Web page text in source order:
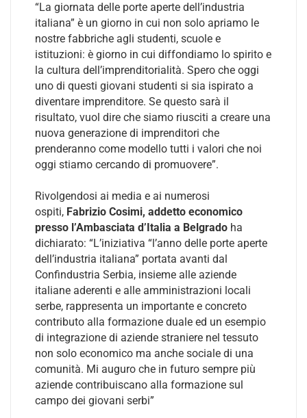
“La giornata delle porte aperte dell’industria
italiana” è un giorno in cui non solo apriamo le
nostre fabbriche agli studenti, scuole e
istituzioni: è giorno in cui diffondiamo lo spirito e
la cultura dell’imprenditorialità. Spero che oggi
uno di questi giovani studenti si sia ispirato a
diventare imprenditore. Se questo sarà il
risultato, vuol dire che siamo riusciti a creare una
nuova generazione di imprenditori che
prenderanno come modello tutti i valori che noi
oggi stiamo cercando di promuovere”.
Rivolgendosi ai media e ai numerosi
ospiti, Fabrizio Cosimi, addetto economico
presso l’Ambasciata d’Italia a Belgrado ha
dichiarato: “L’iniziativa “l’anno delle porte aperte
dell’industria italiana” portata avanti dal
Confindustria Serbia, insieme alle aziende
italiane aderenti e alle amministrazioni locali
serbe, rappresenta un importante e concreto
contributo alla formazione duale ed un esempio
di integrazione di aziende straniere nel tessuto
non solo economico ma anche sociale di una
comunità. Mi auguro che in futuro sempre più
aziende contribuiscano alla formazione sul
campo dei giovani serbi”